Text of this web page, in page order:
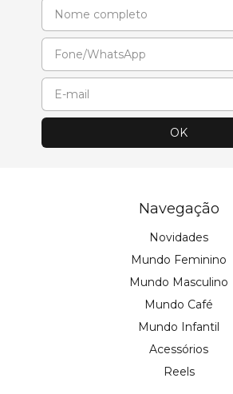
Navegação
Novidades
Mundo Feminino
Mundo Masculino
Mundo Café
Mundo Infantil
Acessórios
Reels